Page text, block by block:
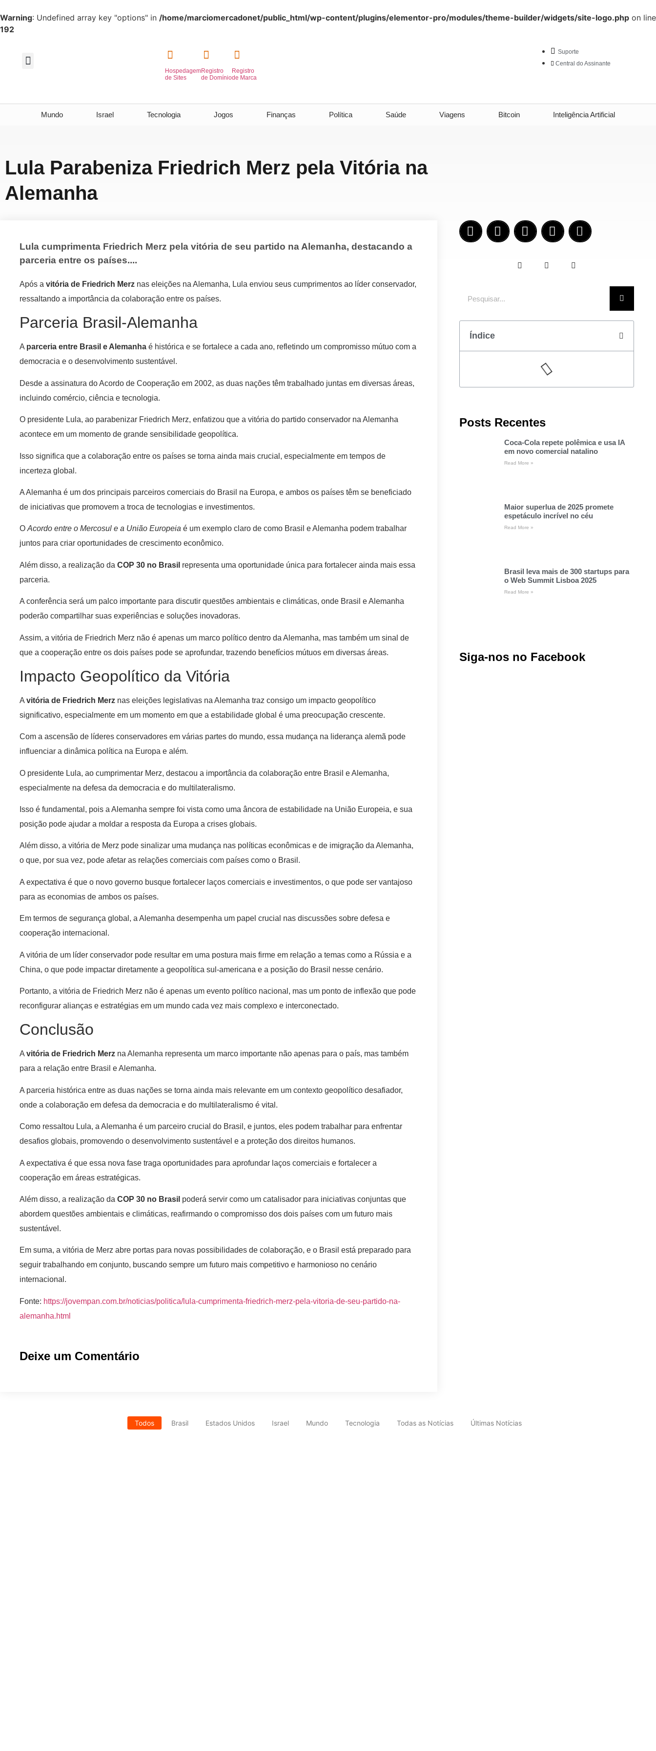
Warning: Undefined array key "options" in /home/marciomercadonet/public_html/wp-content/plugins/elementor-pro/modules/theme-builder/widgets/site-logo.php on line
192
Hospedagem
de Sites
Registro
de Domínio
Registro
de Marca
Suporte
Central do Assinante
Mundo Israel Tecnologia Jogos Finanças Política Saúde Viagens Bitcoin Inteligência Artificial
Lula Parabeniza Friedrich Merz pela Vitória na
Alemanha
Lula cumprimenta Friedrich Merz pela vitória de seu partido na Alemanha, destacando a
parceria entre os países....
Após a vitória de Friedrich Merz nas eleições na Alemanha, Lula enviou seus cumprimentos ao líder conservador,
ressaltando a importância da colaboração entre os países.
Parceria Brasil-Alemanha
A parceria entre Brasil e Alemanha é histórica e se fortalece a cada ano, refletindo um compromisso mútuo com a
democracia e o desenvolvimento sustentável.
Desde a assinatura do Acordo de Cooperação em 2002, as duas nações têm trabalhado juntas em diversas áreas,
incluindo comércio, ciência e tecnologia.
O presidente Lula, ao parabenizar Friedrich Merz, enfatizou que a vitória do partido conservador na Alemanha
acontece em um momento de grande sensibilidade geopolítica.
Isso significa que a colaboração entre os países se torna ainda mais crucial, especialmente em tempos de
incerteza global.
A Alemanha é um dos principais parceiros comerciais do Brasil na Europa, e ambos os países têm se beneficiado
de iniciativas que promovem a troca de tecnologias e investimentos.
O Acordo entre o Mercosul e a União Europeia é um exemplo claro de como Brasil e Alemanha podem trabalhar
juntos para criar oportunidades de crescimento econômico.
Além disso, a realização da COP 30 no Brasil representa uma oportunidade única para fortalecer ainda mais essa
parceria.
A conferência será um palco importante para discutir questões ambientais e climáticas, onde Brasil e Alemanha
poderão compartilhar suas experiências e soluções inovadoras.
Assim, a vitória de Friedrich Merz não é apenas um marco político dentro da Alemanha, mas também um sinal de
que a cooperação entre os dois países pode se aprofundar, trazendo benefícios mútuos em diversas áreas.
Impacto Geopolítico da Vitória
A vitória de Friedrich Merz nas eleições legislativas na Alemanha traz consigo um impacto geopolítico
significativo, especialmente em um momento em que a estabilidade global é uma preocupação crescente.
Com a ascensão de líderes conservadores em várias partes do mundo, essa mudança na liderança alemã pode
influenciar a dinâmica política na Europa e além.
O presidente Lula, ao cumprimentar Merz, destacou a importância da colaboração entre Brasil e Alemanha,
especialmente na defesa da democracia e do multilateralismo.
Isso é fundamental, pois a Alemanha sempre foi vista como uma âncora de estabilidade na União Europeia, e sua
posição pode ajudar a moldar a resposta da Europa a crises globais.
Além disso, a vitória de Merz pode sinalizar uma mudança nas políticas econômicas e de imigração da Alemanha,
o que, por sua vez, pode afetar as relações comerciais com países como o Brasil.
A expectativa é que o novo governo busque fortalecer laços comerciais e investimentos, o que pode ser vantajoso
para as economias de ambos os países.
Em termos de segurança global, a Alemanha desempenha um papel crucial nas discussões sobre defesa e
cooperação internacional.
A vitória de um líder conservador pode resultar em uma postura mais firme em relação a temas como a Rússia e a
China, o que pode impactar diretamente a geopolítica sul-americana e a posição do Brasil nesse cenário.
Portanto, a vitória de Friedrich Merz não é apenas um evento político nacional, mas um ponto de inflexão que pode
reconfigurar alianças e estratégias em um mundo cada vez mais complexo e interconectado.
Conclusão
Avitória de Friedrich Merz na Alemanha representa um marco importante não apenas para o país, mas também
para a relação entre Brasil e Alemanha.
A parceria histórica entre as duas nações se torna ainda mais relevante em um contexto geopolítico desafiador,
onde a colaboração em defesa da democracia e do multilateralismo é vital.
Como ressaltou Lula, a Alemanha é um parceiro crucial do Brasil, e juntos, eles podem trabalhar para enfrentar
desafios globais, promovendo o desenvolvimento sustentável e a proteção dos direitos humanos.
A expectativa é que essa nova fase traga oportunidades para aprofundar laços comerciais e fortalecer a
cooperação em áreas estratégicas.
Além disso, a realização da COP 30 no Brasil poderá servir como um catalisador para iniciativas conjuntas que
abordem questões ambientais e climáticas, reafirmando o compromisso dos dois países com um futuro mais
sustentável.
Em suma, a vitória de Merz abre portas para novas possibilidades de colaboração, e o Brasil está preparado para
seguir trabalhando em conjunto, buscando sempre um futuro mais competitivo e harmonioso no cenário
internacional.
Fonte: https://jovempan.com.br/noticias/politica/lula-cumprimenta-friedrich-merz-pela-vitoria-de-seu-partido-na-
alemanha.html
Deixe um Comentário
Índice
Posts Recentes
Coca-Cola repete polêmica e usa IA
em novo comercial natalino
Read More »
Maior superlua de 2025 promete
espetáculo incrível no céu
Read More »
Brasil leva mais de 300 startups para
o Web Summit Lisboa 2025
Read More »
Siga-nos no Facebook
Todos Brasil Estados Unidos Israel Mundo Tecnologia Todas as Notícias Últimas Notícias